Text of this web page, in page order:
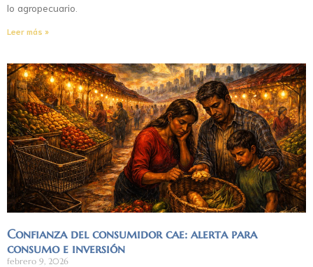
lo agropecuario.
Leer más »
Confianza del consumidor cae: alerta para
consumo e inversión
febrero 9, 2026